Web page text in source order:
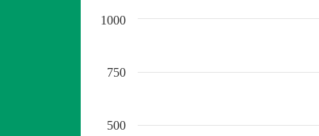
500
750
1000